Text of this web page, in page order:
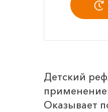
Детский
Оказывает